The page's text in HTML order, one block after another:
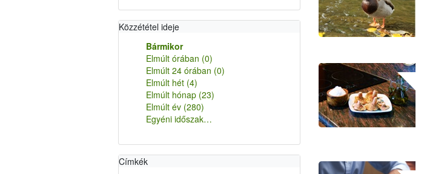
Közzététel ideje
Bármikor
Elmúlt órában (0)
Elmúlt 24 órában (0)
Elmúlt hét (4)
Elmúlt hónap (23)
Elmúlt év (280)
Egyéni időszak…
Címkék